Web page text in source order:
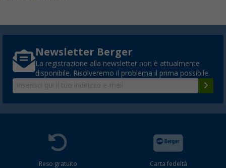
Newsletter Berger
La registrazione alla newsletter non è attualmente
disponibile. Risolveremo il problema il prima possibile.
Reso gratuito
Carta fedeltà